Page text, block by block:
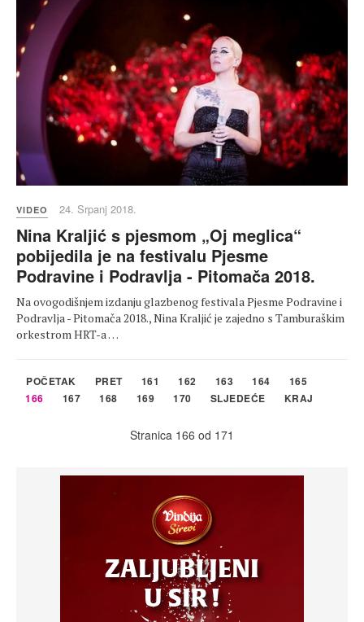
VIDEO 24. Srpanj 2018.
Nina Kraljić s pjesmom „Oj meglica“
pobijedila je na festivalu Pjesme
Podravine i Podravlja - Pitomača 2018.
Na ovogodišnjem izdanju glazbenog festivala Pjesme Podravine i
Podravlja - Pitomača 2018., Nina Kraljić je zajedno s Tamburaškim
orkestrom HRT-a …
POČETAK PRET 161 162 163 164
165
166
167 168 169 170 SLJEDEĆE KRAJ
Stranica 166 od 171